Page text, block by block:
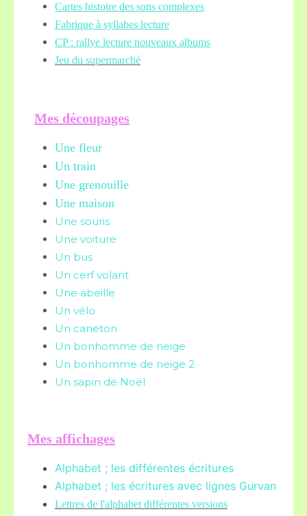
Cartes histoire des sons complexes
Fabrique à syllabes lecture
CP : rallye lecture nouveaux albums
Jeu du supermarché
Mes découpages
Une fleur
Un train
Une grenouille
Une maison
Une souris
Une voiture
Un bus
Un cerf volant
Une abeille
Un vélo
Un caneton
Un bonhomme de neige
Un bonhomme de neige 2
Un sapin de Noël
Mes affichages
Alphabet ; les différentes écritures
Alphabet ; les écritures avec lignes Gurvan
Lettres de l'alphabet différentes versions